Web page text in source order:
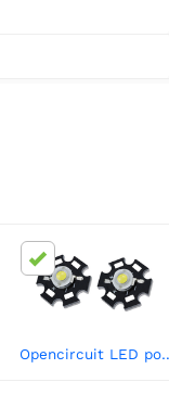
Opencircuit LED